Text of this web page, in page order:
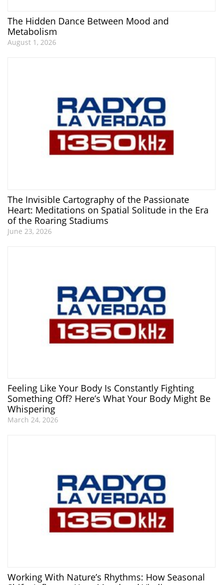
The Hidden Dance Between Mood and
Metabolism
August 1, 2026
The Invisible Cartography of the Passionate
Heart: Meditations on Spatial Solitude in the Era
of the Roaring Stadiums
June 23, 2026
Feeling Like Your Body Is Constantly Fighting
Something Off? Here’s What Your Body Might Be
Whispering
March 24, 2026
Working With Nature’s Rhythms: How Seasonal